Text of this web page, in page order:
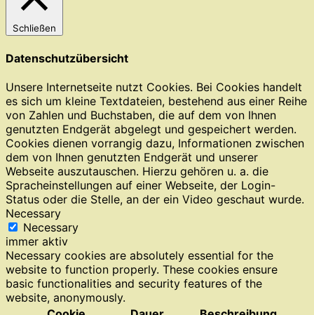
Schließen
Datenschutzübersicht
Unsere Internetseite nutzt Cookies. Bei Cookies handelt
es sich um kleine Textdateien, bestehend aus einer Reihe
von Zahlen und Buchstaben, die auf dem von Ihnen
genutzten Endgerät abgelegt und gespeichert werden.
Cookies dienen vorrangig dazu, Informationen zwischen
dem von Ihnen genutzten Endgerät und unserer
Webseite auszutauschen. Hierzu gehören u. a. die
Spracheinstellungen auf einer Webseite, der Login-
Status oder die Stelle, an der ein Video geschaut wurde.
Necessary
Necessary
immer aktiv
Necessary cookies are absolutely essential for the
website to function properly. These cookies ensure
basic functionalities and security features of the
website, anonymously.